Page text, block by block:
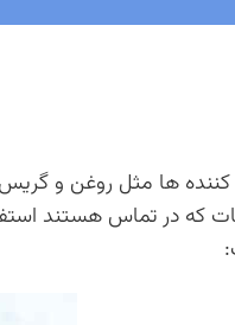
کننده ها مثل روغن و
که در تماس هستند